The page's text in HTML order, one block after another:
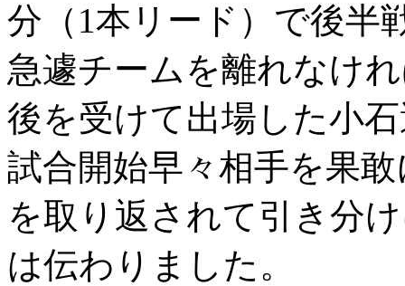
分（1本リード）で後半
急遽チームを離れなけ
後を受けて出場した小
試合開始早々相手を果
を取り返されて引き分
は伝わりました。